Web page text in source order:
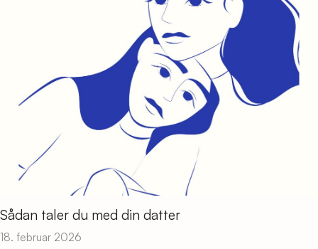
Sådan taler du med din datter
18. februar 2026